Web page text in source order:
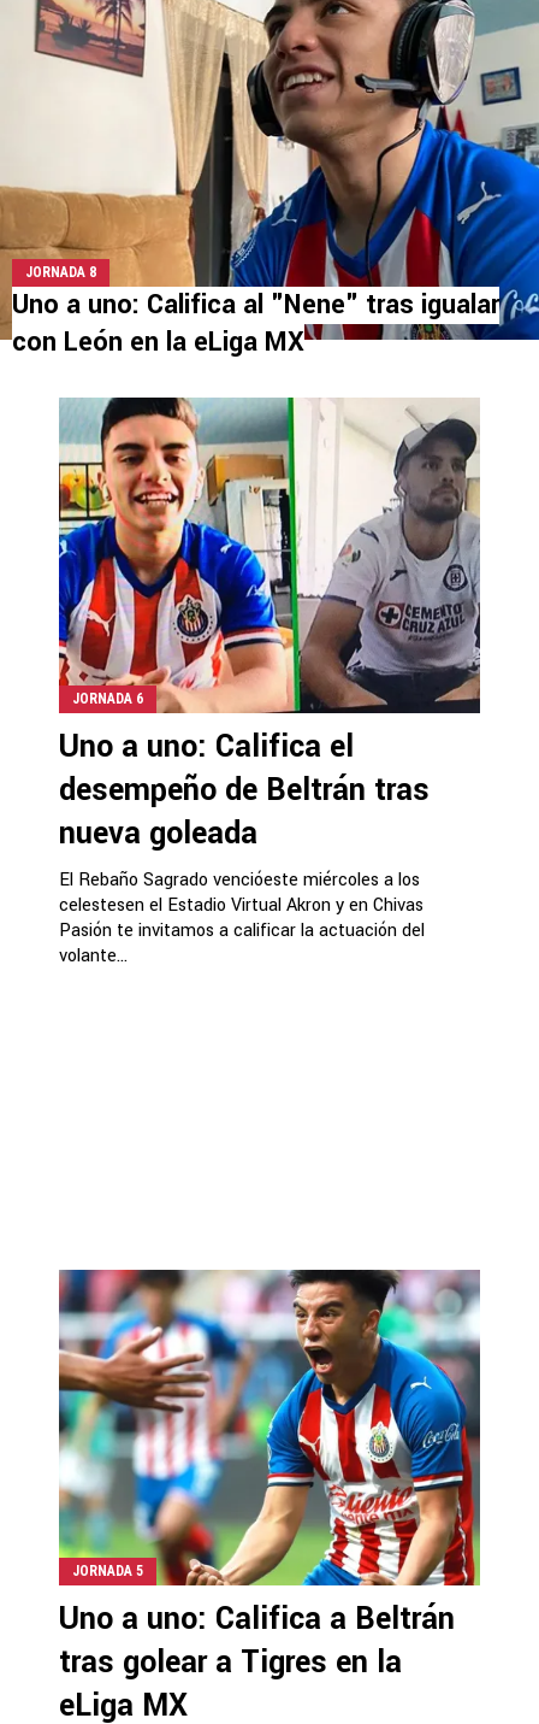
JORNADA 8
Uno a uno: Califica al "Nene" tras igualar
con León en la eLiga MX
JORNADA 6
Uno a uno: Califica el
desempeño de Beltrán tras
nueva goleada
El Rebaño Sagrado vencióeste miércoles a los
celestesen el Estadio Virtual Akron y en Chivas
Pasión te invitamos a calificar la actuación del
volante...
JORNADA 5
Uno a uno: Califica a Beltrán
tras golear a Tigres en la
eLiga MX